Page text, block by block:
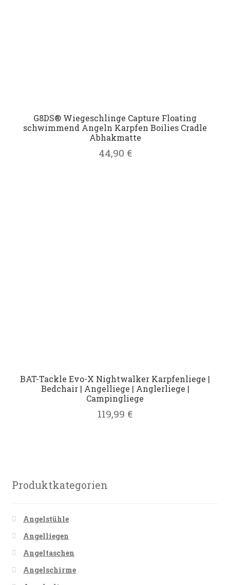
G8DS® Wiegeschlinge Capture Floating
schwimmend Angeln Karpfen Boilies Cradle
Abhakmatte
44,90 €
BAT-Tackle Evo-X Nightwalker Karpfenliege |
Bedchair | Angelliege | Anglerliege |
Campingliege
119,99 €
Produktkategorien
Angelstühle
Angelliegen
Angeltaschen
Angelschirme